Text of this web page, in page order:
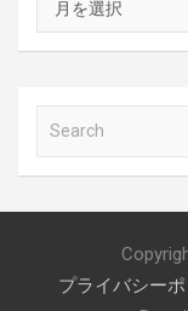
カ
c
プライバシー